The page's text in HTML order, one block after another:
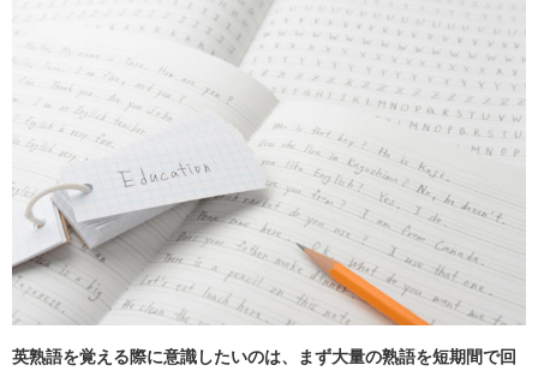
英熟語を覚える際に意識したいのは、まず大量の熟語を短期間で回